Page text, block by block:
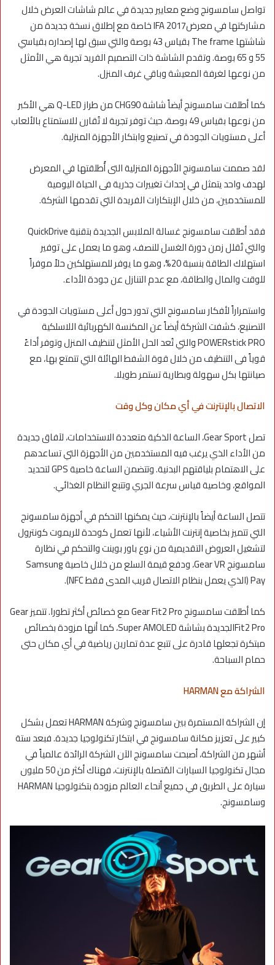
تواصل سامسونج وضع معايير جديدة في عالم شاشات العرض خلال
مشاركتها في معرضIFA 2017 خاصة مع إطلاق نسخة جديدة من
شاشتها The frame بقياس 43 بوصة والتي سبق لها إصداره بقياسي
55 و 65 بوصة. وتقدم الشاشة ذات التصميم الفريد تجربة هي الأمثل
من نوعها لغرفة المعيشة وباقي غرف المنزل.
كما أطلقت سامسونج أيضاً شاشة CHG90 من طراز Q-LED هي الأكبر
من نوعها بقياس 49 بوصة، حيث توفر تجربة لا تُقارن للاستمتاع بالألعاب
أعلى مستويات الجودة في تصنيع وابتكار الأجهزة المنزلية.
لقد صممت سامسونج الأجهزة المنزلية التى أُطلقتها في المعرض
لهدف واحد يتمثل في إحداث تغييرات جذرية فى الحياة اليومية
للمستخدمين، من خلال الإبتكارات الفريدة التي تقدمها الشركة.
فقد أطلقت سامسونج غسالة الملابس الجديدة بتقنية QuickDrive
والتي تُقلل زمن دورة الغسل للنصف، وهو ما يعمل على توفير
استهلاك الطاقة بنسبة 20%، وهو ما يوفر للمستهلكين حلاً موفراً
للوقت والمال والطاقة، مع عدم التنازل عن جودة الأداء.
واستمراراً لأفكار سامسونج التي تدور حول أعلى مستويات الجودة في
التصنيع، كشفت الشركة أيضاً عن المكنسة الكهربائية اللاسلكية
POWERstick PRO والتي تُعد الحل الأمثل لتنظيف المنزل وتوفر أداءً
قوياً فى التنظيف من خلال قوة الشفط الهائلة التي تتمتع بها، مع
صيانتها بكل سهولة وبطارية تستمر طويلا.
الاتصال بالإنترنت في أي مكان وكل وقت
تصل Gear Sport، الساعة الذكية متعددة الاستخدامات، لآفاق جديدة
من الأداء الذي يرغب فيه المستخدمين من الأجهزة التي تساعدهم
على الاهتمام بلياقتهم البدنية. وتتضمن الساعة خاصية GPS لتحديد
المواقع، وخاصية قياس سرعة الجري وتتبع النظام الغذائي.
تتصل الساعة أيضاً بالإنترنت، حيث يمكنها التحكم في أجهزة سامسونج
التي تتميز بخاصية إنترنت الأشياء، لأنها تعمل كوحدة للريموت كونترول
لتشغيل العروض التقديمية من نوع باور بوينت والتحكم في نظارة
سامسونج Gear VR، ودفع قيمة السلع من خلال خاصية Samsung
Pay (الذي يعمل بنظام الاتصال قريب المدى فقط NFC).
كما أطلقت سامسونج Gear Fit2 Pro مع خصائص أكثر تطورا. تتميز Gear
Fit2 Proالجديدة بشاشة Super AMOLED، كما أنها مزودة بخصائص
مبتكرة تجعلها قادرة على تتبع عدة تمارين رياضية في أي مكان حتى
حمام السباحة.
الشراكة مع HARMAN
إن الشراكة المستمرة بين سامسونج وشركة HARMAN تعمل بشكل
كبير على تعزيز مكانة سامسونج في ابتكار تكنولوجيا جديدة. فبعد ستة
أشهر من الشراكة، أصبحت سامسونج الآن الشركة الرائدة عالمياً في
مجال تكنولوجيا السيارات المُتصلة بالإنترنت، فهناك أكثر من 50 مليون
سيارة على الطريق في جميع أنحاء العالم مزودة بتكنولوجيا HARMAN
وسامسونج.